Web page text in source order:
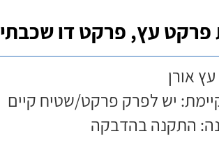
עץ, פרקט דו שכבתי
אורן
יש לפרק פרקט/שטיח קיים
התקנה בהדבקה